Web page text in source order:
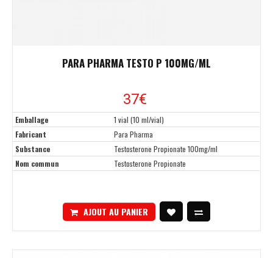
PARA PHARMA TESTO P 100MG/ML
37€
Emballage
1 vial (10 ml/vial)
Fabricant
Para Pharma
Substance
Testosterone Propionate 100mg/ml
Nom commun
Testosterone Propionate
AJOUT AU PANIER